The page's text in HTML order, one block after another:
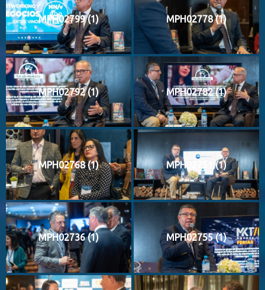
MPH02799 (1) MPH02778 (1)
MPH02792 (1) MPH02782 (1)
MPH02768 (1) MPH02751 (1)
MPH02736 (1) MPH02755 (1)